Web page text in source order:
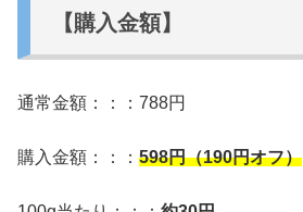
【購入金額】
通常金額：：：788円
購入金額：：： 598円（190円オフ）